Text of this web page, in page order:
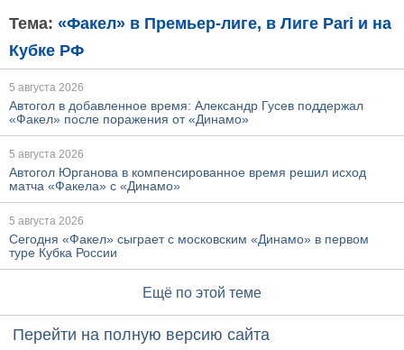
Тема: «Факел» в Премьер-лиге, в Лиге Pari и на
Кубке РФ
5 августа 2026
Автогол в добавленное время: Александр Гусев поддержал
«Факел» после поражения от «Динамо»
5 августа 2026
Автогол Юрганова в компенсированное время решил исход
матча «Факела» с «Динамо»
5 августа 2026
Сегодня «Факел» сыграет с московским «Динамо» в первом
туре Кубка России
Ещё по этой теме
Перейти на полную версию сайта